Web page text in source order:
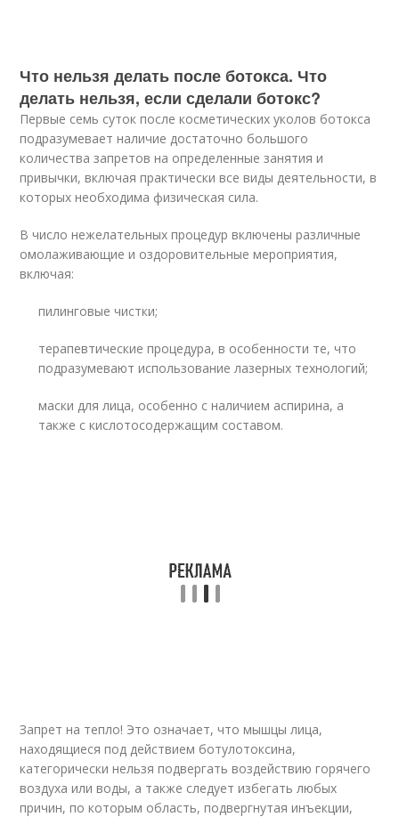
Что нельзя делать после ботокса. Что
делать нельзя, если сделали ботокс?
Первые семь суток после косметических уколов ботокса
подразумевает наличие достаточно большого
количества запретов на определенные занятия и
привычки, включая практически все виды деятельности, в
которых необходима физическая сила.
В число нежелательных процедур включены различные
омолаживающие и оздоровительные мероприятия,
включая:
пилинговые чистки;
терапевтические процедура, в особенности те, что
подразумевают использование лазерных технологий;
маски для лица, особенно с наличием аспирина, а
также с кислотосодержащим составом.
Запрет на тепло! Это означает, что мышцы лица,
находящиеся под действием ботулотоксина,
категорически нельзя подвергать воздействию горячего
воздуха или воды, а также следует избегать любых
причин, по которым область, подвергнутая инъекции,